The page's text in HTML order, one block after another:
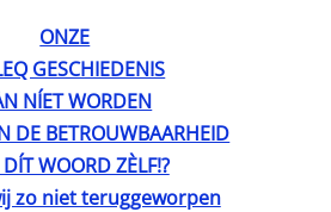
ONZE
GESCHIEDENIS
NÍET WORDEN
DE BETROUWBAARHEID
WOORD ZÈLF!?
zo niet teruggeworpen